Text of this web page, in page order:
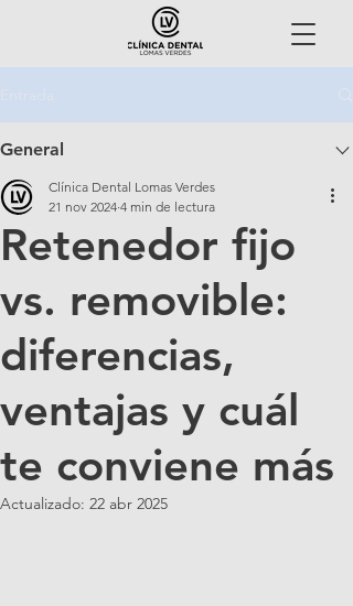
General
Retenedor fijo
vs. removible:
diferencias,
ventajas y cuál
te conviene más
Clínica Dental Lomas Verdes
21 nov 2024 4 min de lectura
Actualizado: 22 abr 2025